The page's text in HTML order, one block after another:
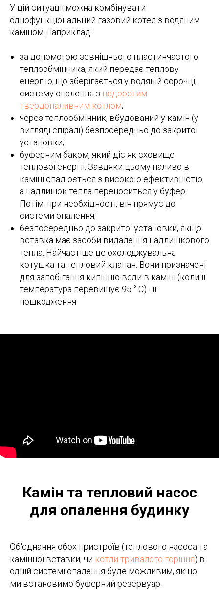
У цій ситуації можна комбінувати
однофункціональний газовий котел з водяним
каміном, наприклад:
за допомогою зовнішнього пластинчастого
теплообмінника, який передає теплову
енергію, що зберігається у водяній сорочці,
систему опалення з недорогим
твердопаливним котлом;
через теплообмінник, вбудований у камін (у
вигляді спіралі) безпосередньо до закритої
установки;
буферним баком, який діє як сховище
теплової енергії. Завдяки цьому паливо в
каміні спалюється з високою ефективністю,
а надлишок тепла переноситься у буфер.
Потім, при необхідності, він прямує до
системи опалення;
безпосередньо до закритої установки, якщо
вставка має засоби видалення надлишкового
тепла. Найчастіше це охолоджувальна
котушка та тепловий клапан. Вони призначені
для запобігання кипінню води в каміні (коли її
температура перевищує 95 ° С) і її
пошкодження.
Камін та тепловий насос
для опалення будинку
Об'єднання обох пристроїв (теплового насоса та
камінної вставки, чи котли тривалого горіння) в
одній системі опалення буде можливим, якщо
ми встановимо буферний резервуар.